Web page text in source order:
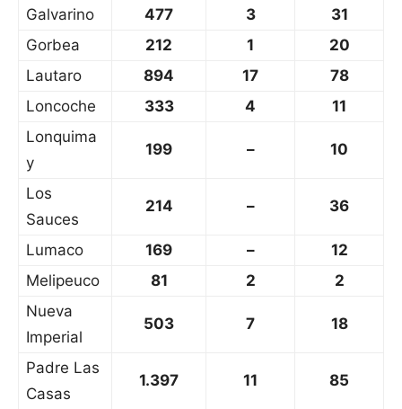
Galvarino
477 3
31
Gorbea
212 1
20
Lautaro
894 17
78
Loncoche
333 4
11
Lonquima
y
199 – 10
Los
Sauces
214 – 36
Lumaco 169 –
12
Melipeuco
81 2
2
Nueva
Imperial
503 7 18
Padre Las
Casas
1.397 11 85